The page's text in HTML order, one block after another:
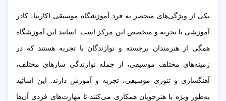
یکی از ویژگی‌های منحصر به فرد آموزشگاه موسیقی اکارینا، کادر
آموزشی با تجربه و متخصص این مرکز است. اساتید این آموزشگاه
همگی از هنرمندان برجسته و نوازندگان با تجربه هستند که در
زمینه‌های مختلف موسیقی، از جمله نوازندگی سازهای مختلف،
آهنگسازی و تئوری موسیقی، تجربه و آموزش دارند. این اساتید
به‌طور ویژه با هنرجویان همکاری می‌کنند تا مهارت‌های فردی آن‌ها